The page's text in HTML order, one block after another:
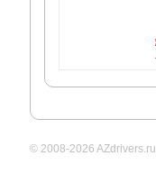
© 2008-2026 AZdrivers.ru